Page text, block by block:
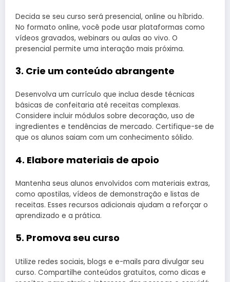
Decida se seu curso será presencial, online ou híbrido.
No formato online, você pode usar plataformas como
vídeos gravados, webinars ou aulas ao vivo. O
presencial permite uma interação mais próxima.
3. Crie um conteúdo abrangente
Desenvolva um currículo que inclua desde técnicas
básicas de confeitaria até receitas complexas.
Considere incluir módulos sobre decoração, uso de
ingredientes e tendências de mercado. Certifique-se de
que os alunos saiam com um conhecimento sólido.
4. Elabore materiais de apoio
Mantenha seus alunos envolvidos com materiais extras,
como apostilas, vídeos de demonstração e listas de
receitas. Esses recursos adicionais ajudam a reforçar o
aprendizado e a prática.
5. Promova seu curso
Utilize redes sociais, blogs e e-mails para divulgar seu
curso. Compartilhe conteúdos gratuitos, como dicas e